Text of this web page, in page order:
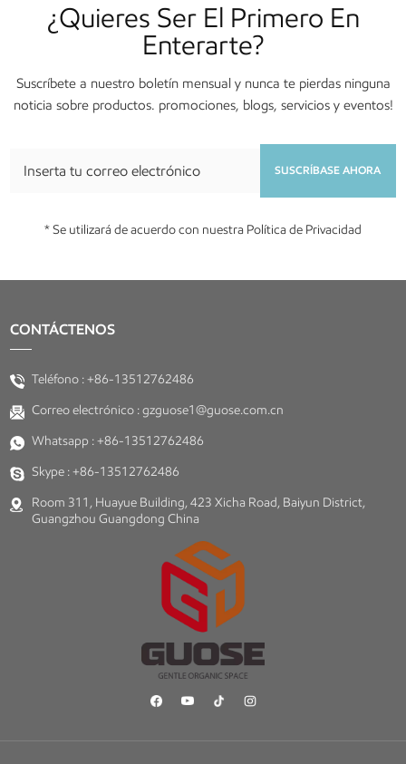
¿Quieres Ser El Primero En
Enterarte?
Suscríbete a nuestro boletín mensual y nunca te pierdas ninguna
noticia sobre productos. promociones, blogs, servicios y eventos!
SUSCRÍBASE AHORA
* Se utilizará de acuerdo con nuestra Política de Privacidad
CONTÁCTENOS
Teléfono :+86-13512762486
Correo electrónico :gzguose1@guose.com.cn
Whatsapp :+86-13512762486
Skype :+86-13512762486
Room 311, Huayue Building, 423 Xicha Road, Baiyun District,
Guangzhou Guangdong China